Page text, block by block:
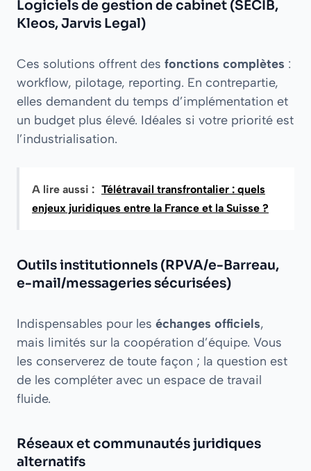
Logiciels de gestion de cabinet (SECIB,
Kleos, Jarvis Legal)
Ces solutions offrent des fonctions complètes :
workflow, pilotage, reporting. En contrepartie,
elles demandent du temps d’implémentation et
un budget plus élevé. Idéales si votre priorité est
l’industrialisation.
A lire aussi : Télétravail transfrontalier : quels
enjeux juridiques entre la France et la Suisse ?
Outils institutionnels (RPVA/e-Barreau,
e-mail/messageries sécurisées)
Indispensables pour les échanges officiels,
mais limités sur la coopération d’équipe. Vous
les conserverez de toute façon ; la question est
de les compléter avec un espace de travail
fluide.
Réseaux et communautés juridiques
alternatifs